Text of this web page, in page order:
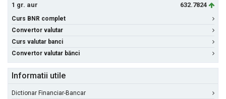
1 gr. aur
632.7824
Curs BNR complet
Convertor valutar
Curs valutar banci
Convertor valutar bănci
Informatii utile
Dictionar Financiar-Bancar